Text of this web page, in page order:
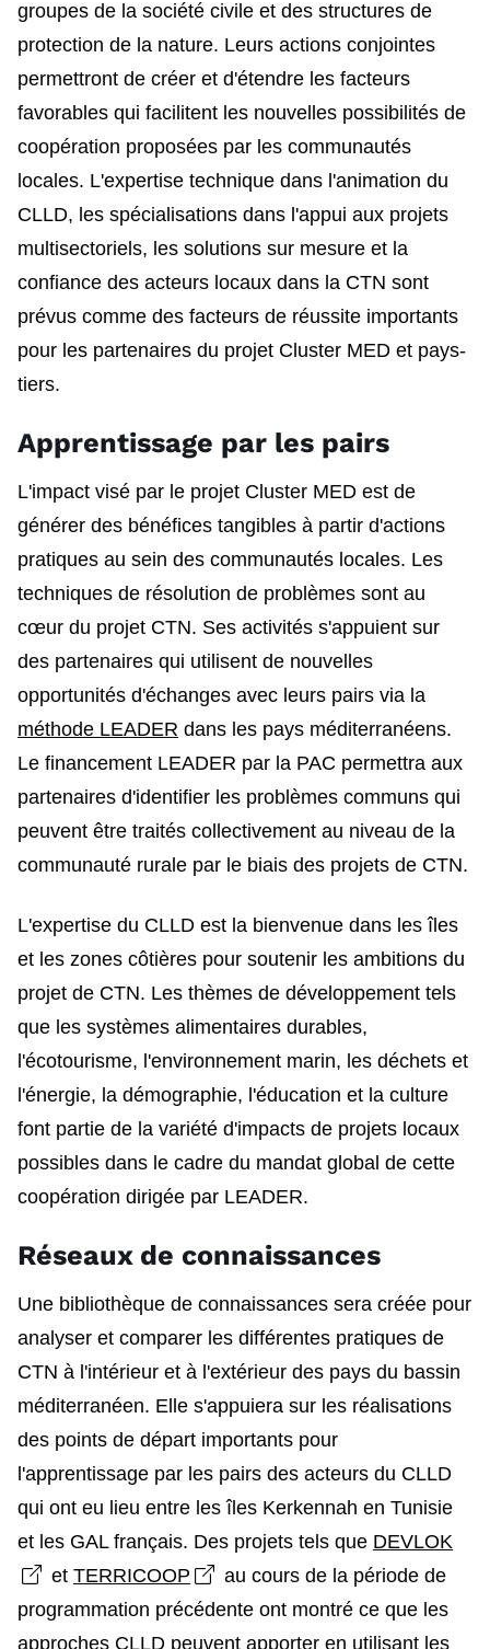
groupes de la société civile et des structures de
protection de la nature. Leurs actions conjointes
permettront de créer et d'étendre les facteurs
favorables qui facilitent les nouvelles possibilités de
coopération proposées par les communautés
locales. L'expertise technique dans l'animation du
CLLD, les spécialisations dans l'appui aux projets
multisectoriels, les solutions sur mesure et la
confiance des acteurs locaux dans la CTN sont
prévus comme des facteurs de réussite importants
pour les partenaires du projet Cluster MED et pays-
tiers.
Apprentissage par les pairs
L'impact visé par le projet Cluster MED est de
générer des bénéfices tangibles à partir d'actions
pratiques au sein des communautés locales. Les
techniques de résolution de problèmes sont au
cœur du projet CTN. Ses activités s'appuient sur
des partenaires qui utilisent de nouvelles
opportunités d'échanges avec leurs pairs via la
méthode LEADER dans les pays méditerranéens.
Le financement LEADER par la PAC permettra aux
partenaires d'identifier les problèmes communs qui
peuvent être traités collectivement au niveau de la
communauté rurale par le biais des projets de CTN.
L'expertise du CLLD est la bienvenue dans les îles
et les zones côtières pour soutenir les ambitions du
projet de CTN. Les thèmes de développement tels
que les systèmes alimentaires durables,
l'écotourisme, l'environnement marin, les déchets et
l'énergie, la démographie, l'éducation et la culture
font partie de la variété d'impacts de projets locaux
possibles dans le cadre du mandat global de cette
coopération dirigée par LEADER.
Réseaux de connaissances
Une bibliothèque de connaissances sera créée pour
analyser et comparer les différentes pratiques de
CTN à l'intérieur et à l'extérieur des pays du bassin
méditerranéen. Elle s'appuiera sur les réalisations
des points de départ importants pour
l'apprentissage par les pairs des acteurs du CLLD
qui ont eu lieu entre les îles Kerkennah en Tunisie
et les GAL français. Des projets tels que DEVLOK
Open link in new window
et TERRICOOP Open link in new window
au cours de la période de
programmation précédente ont montré ce que les
approches CLLD peuvent apporter en utilisant les